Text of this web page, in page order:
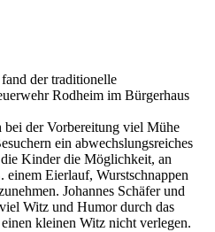
der traditionelle
Rodheim im Bürgerhaus
bei der Vorbereitung viel Mühe
ein abwechslungsreiches
Kinder die Möglichkeit, an
Eierlauf, Wurstschnappen
Johannes Schäfer und
Witz und Humor durch das
kleinen Witz nicht verlegen.